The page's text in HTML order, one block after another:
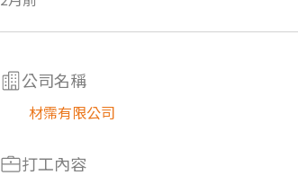
公司名稱
材霈有限公司
打工內容